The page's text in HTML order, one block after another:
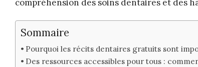
compréhension des soins dentaires et des
Sommaire
Pourquoi les récits dentaires gratuits sont
Des ressources accessibles pour tous :